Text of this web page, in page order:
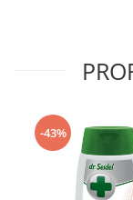
-43%